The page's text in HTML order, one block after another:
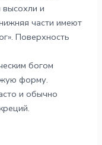
и
части имеют
Поверхность
богом
форму.
и обычно